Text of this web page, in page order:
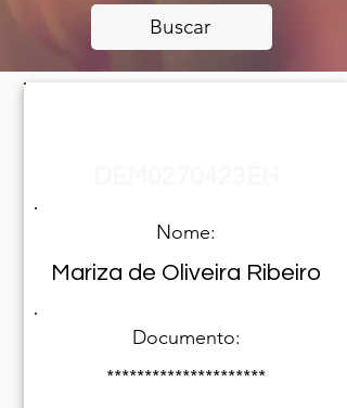
Buscar
Nome:
Mariza de Oliveira Ribeiro
Documento:
*********************